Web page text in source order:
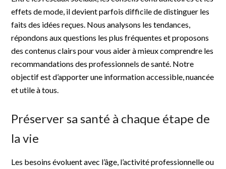
effets de mode, il devient parfois difficile de distinguer les
faits des idées reçues. Nous analysons les tendances,
répondons aux questions les plus fréquentes et proposons
des contenus clairs pour vous aider à mieux comprendre les
recommandations des professionnels de santé. Notre
objectif est d’apporter une information accessible, nuancée
et utile à tous.
Préserver sa santé à chaque étape de
la vie
Les besoins évoluent avec l’âge, l’activité professionnelle ou